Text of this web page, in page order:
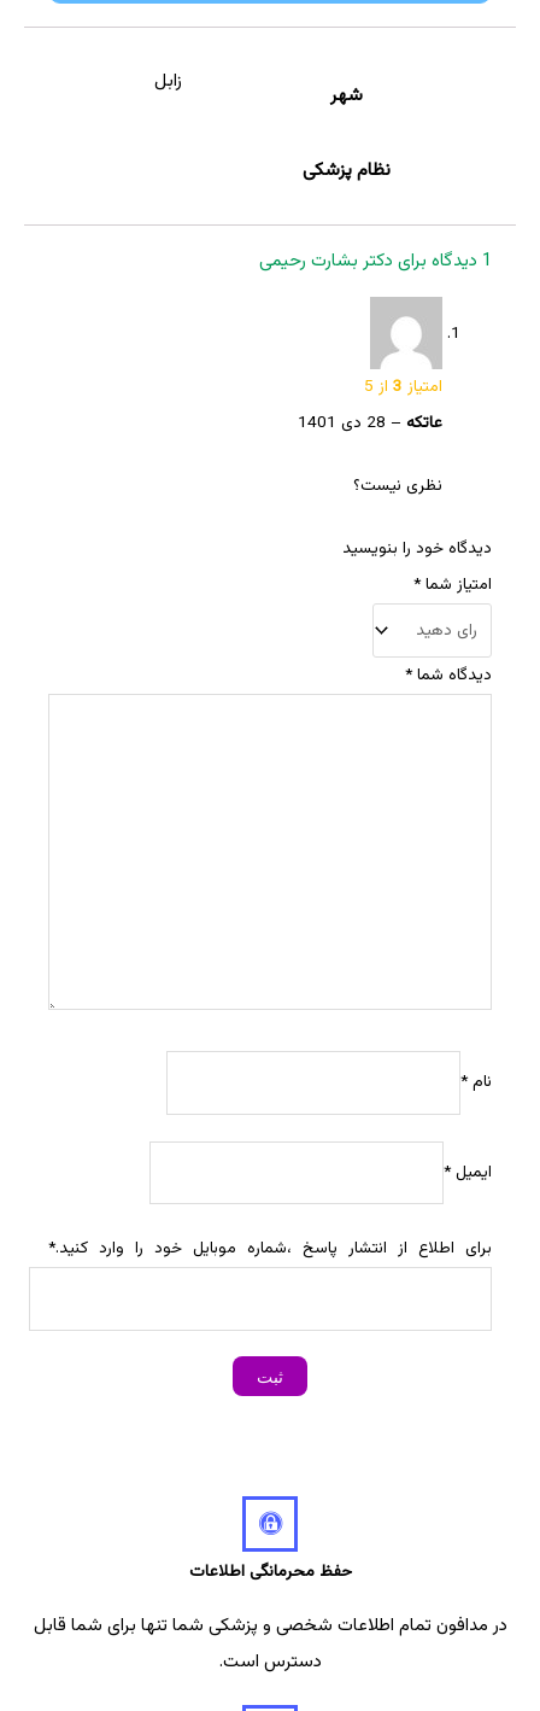
شهر
زابل
نظام پزشکی
1 دیدگاه برای دکتر بشارت رحیمی
امتیاز 3 از 5
عاتکه – 28 دی 1401
نظری نیست؟
دیدگاه خود را بنویسید
امتیاز شما*
دیدگاه شما*
نام*
ایمیل*
برای اطلاع از انتشار پاسخ ،شماره موبایل خود را وارد کنید.*
حفظ محرمانگی اطلاعات
در مدافون تمام اطلاعات شخصی و پزشکی شما تنها برای شما قابل
دسترس است.